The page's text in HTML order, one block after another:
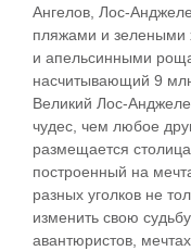
Ангелов, Лос-
пляжами и
и апельсинными
насчитывающий 9
Великий Лос-
чудес, чем любое
размещается
построенный на
разных уголков не
изменить свою
авантюристов,